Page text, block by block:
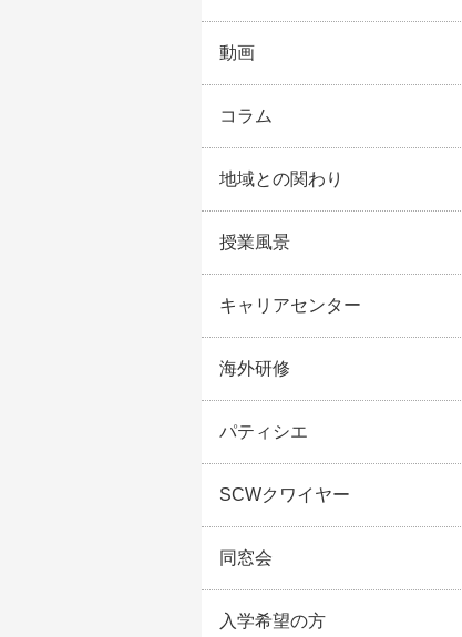
動画
コラム
地域との関わり
授業風景
キャリアセンター
海外研修
パティシエ
SCWクワイヤー
同窓会
入学希望の方